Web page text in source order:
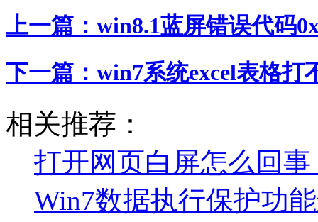
上一篇： win8.1蓝屏错误代码
下一篇： win7系统excel表格打
相关推荐：
打开网页白屏怎么回
Win7数据执行保护功